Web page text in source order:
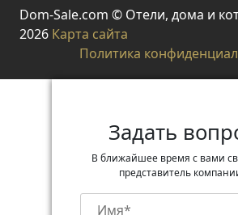
Dom-Sale.com © Отели, дома и
2026 Карта сайта
Политика
Задать
В ближайшее время с вами
представитель